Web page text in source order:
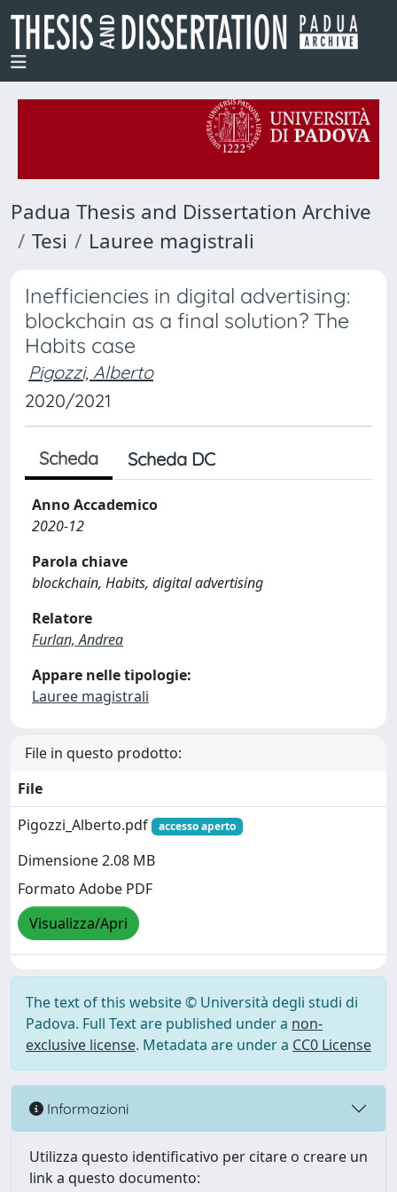
Padua Thesis and Dissertation Archive
Tesi
Lauree magistrali
Inefficiencies in digital advertising:
blockchain as a final solution? The
Habits case
Pigozzi, Alberto
2020/2021
Scheda Scheda DC
Anno Accademico
2020-12
Parola chiave
blockchain, Habits, digital advertising
Relatore
Furlan, Andrea
Appare nelle tipologie:
Lauree magistrali
File in questo prodotto:
File
Pigozzi_Alberto.pdf
accesso aperto
Dimensione 2.08 MB
Formato Adobe PDF
Visualizza/Apri
The text of this website © Università degli studi di
Padova. Full Text are published under a non-
exclusive license. Metadata are under a CC0 License
Informazioni
Utilizza questo identificativo per citare o creare un
link a questo documento: